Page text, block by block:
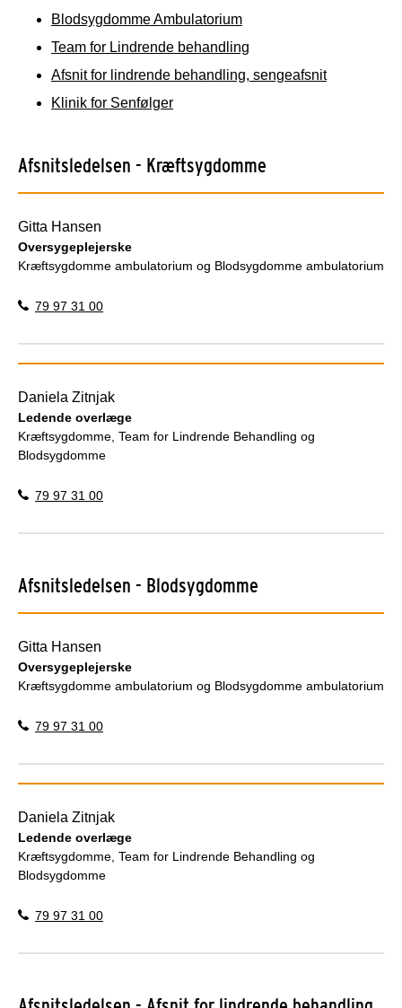
Blodsygdomme Ambulatorium
Team for Lindrende behandling
Afsnit for lindrende behandling, sengeafsnit
Klinik for Senfølger
Afsnitsledelsen - Kræftsygdomme
Gitta Hansen
Oversygeplejerske
Kræftsygdomme ambulatorium og Blodsygdomme ambulatorium
79 97 31 00
Daniela Zitnjak
Ledende overlæge
Kræftsygdomme, Team for Lindrende Behandling og
Blodsygdomme
79 97 31 00
Afsnitsledelsen - Blodsygdomme
Gitta Hansen
Oversygeplejerske
Kræftsygdomme ambulatorium og Blodsygdomme ambulatorium
79 97 31 00
Daniela Zitnjak
Ledende overlæge
Kræftsygdomme, Team for Lindrende Behandling og
Blodsygdomme
79 97 31 00